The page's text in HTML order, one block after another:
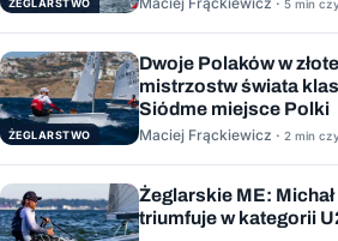
ŻEGLARSTWO 5 min
ŻEGLARSTWO
Dwoje Polaków w
mistrzostw świata
Siódme miejsce Polki
Maciej Frąckiewicz · 2 min
Żeglarskie ME:
triumfuje w kategorii